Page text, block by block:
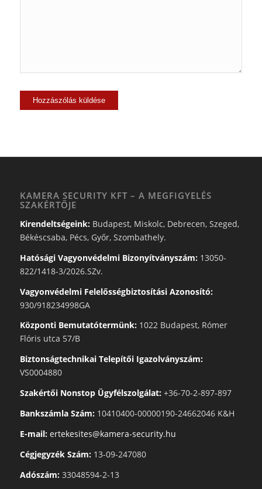
KAMERA SECURITY KFT – A MEGFIGYELÉS
SZAKÉRTŐJE
Kirendeltségeink:Budapest, Miskolc, Debrecen, Szeged,
Békéscsaba, Pécs, Győr, Szombathely.
Hatósági Vagyonvédelmi Bizonyítványszám:13050-
822/1418-3/2026.SZv.
Vagyonvédelmi Felelősségbiztosítási Azonosító:
930/918234998GA
Központi Bemutatótermünk:1022 Budapest, Rómer
Flóris utca 57/B
Biztonságtechnikai Telepítői Igazolványszám:
VS0004880
Szakértői Nonstop Ügyfélszolgálat:+36-70-2-897-897
Bankszámla Szám:10410400-00000190-24662046 K&H
E-mail: ertekesites@kamera-security.hu
Cégjegyzék Szám:13-09-247080
Adószám:33048594-2-13